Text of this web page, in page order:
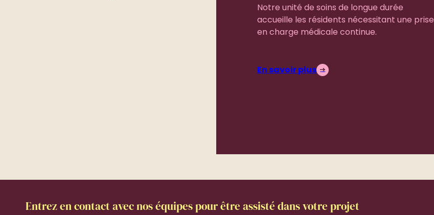
Notre unité de soins de longue durée
accueille les résidents nécessitant une prise
en charge médicale continue.
En savoir plus
Entrez en contact avec nos équipes pour être assisté dans votre projet